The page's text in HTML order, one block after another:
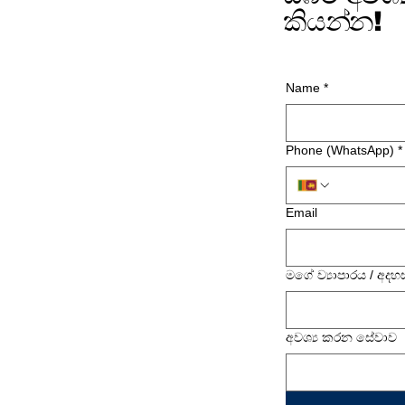
කියන්න!
Name *
Phone (WhatsApp) *
Email
මගේ ව්‍යාපාරය /
අවශ්‍ය කරන සේවාව